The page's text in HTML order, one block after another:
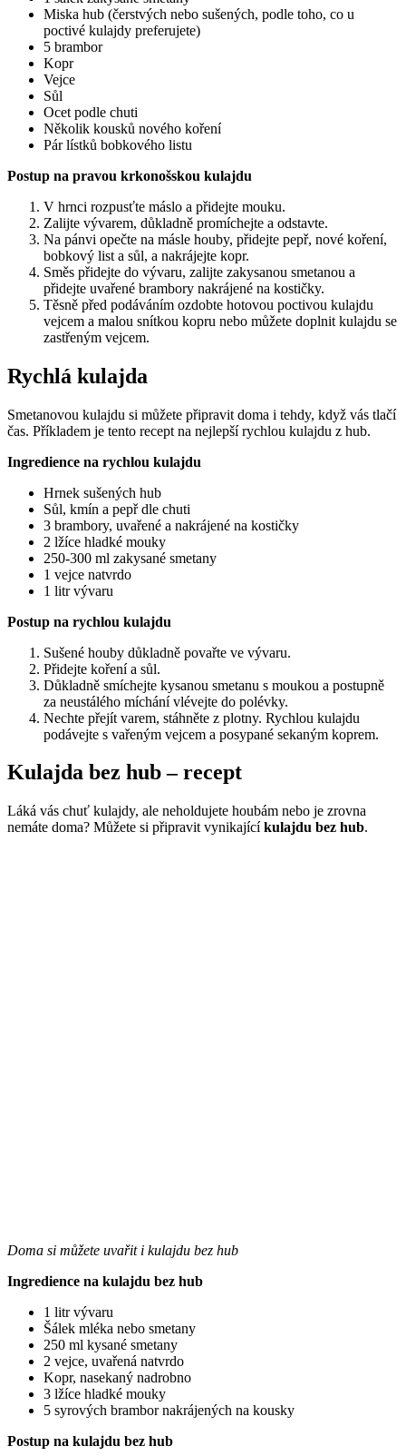
Miska hub (čerstvých nebo sušených, podle toho, co u
poctivé kulajdy preferujete)
5 brambor
Kopr
Vejce
Sůl
Ocet podle chuti
Několik kousků nového koření
Pár lístků bobkového listu
Postup na pravou krkonošskou kulajdu
V hrnci rozpusťte máslo a přidejte mouku.
Zalijte vývarem, důkladně promíchejte a odstavte.
Na pánvi opečte na másle houby, přidejte pepř, nové koření,
bobkový list a sůl, a nakrájejte kopr.
Směs přidejte do vývaru, zalijte zakysanou smetanou a
přidejte uvařené brambory nakrájené na kostičky.
Těsně před podáváním ozdobte hotovou poctivou kulajdu
vejcem a malou snítkou kopru nebo můžete doplnit kulajdu se
zastřeným vejcem.
Rychlá kulajda
Smetanovou kulajdu si můžete připravit doma i tehdy, když vás tlačí
čas. Příkladem je tento recept na nejlepší rychlou kulajdu z hub.
Ingredience na rychlou kulajdu
Hrnek sušených hub
Sůl, kmín a pepř dle chuti
3 brambory, uvařené a nakrájené na kostičky
2 lžíce hladké mouky
250-300 ml zakysané smetany
1 vejce natvrdo
1 litr vývaru
Postup na rychlou kulajdu
Sušené houby důkladně povařte ve vývaru.
Přidejte koření a sůl.
Důkladně smíchejte kysanou smetanu s moukou a postupně
za neustálého míchání vlévejte do polévky.
Nechte přejít varem, stáhněte z plotny. Rychlou kulajdu
podávejte s vařeným vejcem a posypané sekaným koprem.
Kulajda bez hub – recept
Láká vás chuť kulajdy, ale neholdujete houbám nebo je zrovna
nemáte doma? Můžete si připravit vynikajícíkulajdu bez hub.
Doma si můžete uvařit i kulajdu bez hub
Ingredience na kulajdu bez hub
1 litr vývaru
Šálek mléka nebo smetany
250 ml kysané smetany
2 vejce, uvařená natvrdo
Kopr, nasekaný nadrobno
3 lžíce hladké mouky
5 syrových brambor nakrájených na kousky
Postup na kulajdu bez hub